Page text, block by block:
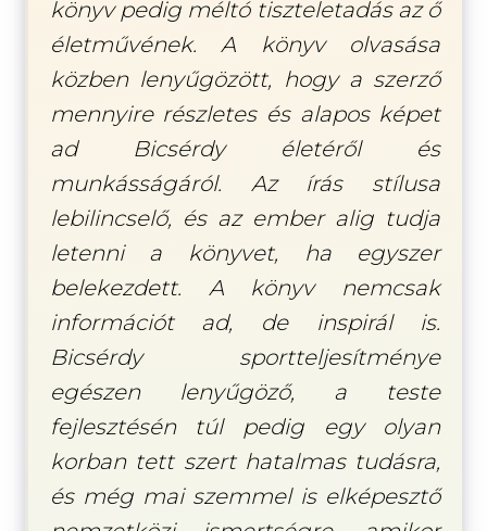
könyv pedig méltó tiszteletadás az ő
életművének. A könyv olvasása
közben lenyűgözött, hogy a szerző
mennyire részletes és alapos képet
ad Bicsérdy életéről és
munkásságáról. Az írás stílusa
lebilincselő, és az ember alig tudja
letenni a könyvet, ha egyszer
belekezdett. A könyv nemcsak
információt ad, de inspirál is.
Bicsérdy sportteljesítménye
egészen lenyűgöző, a teste
fejlesztésén túl pedig egy olyan
korban tett szert hatalmas tudásra,
és még mai szemmel is elképesztő